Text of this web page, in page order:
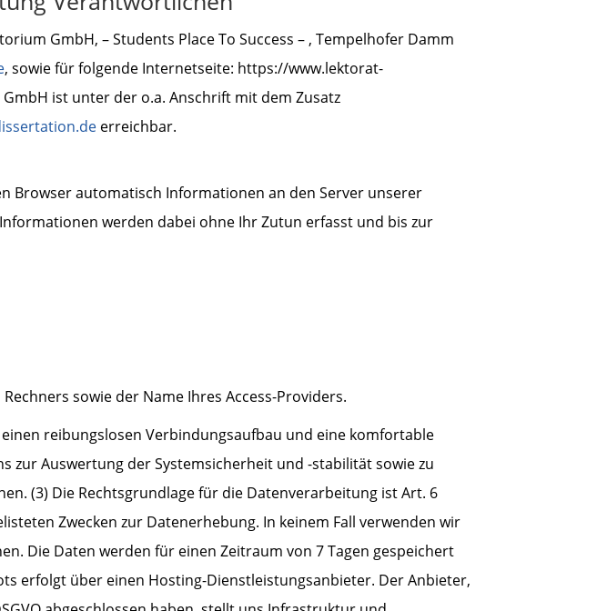
GmbH, – Students Place To Success – , Tempelhofer Damm
, sowie für folgende Internetseite: https://www.lektorat-
ist unter der o.a. Anschrift mit dem Zusatz
erreichbar.
Browser automatisch Informationen an den Server unserer
werden dabei ohne Ihr Zutun erfasst und bis zur
sowie der Name Ihres Access-Providers.
reibungslosen Verbindungsaufbau und eine komfortable
zur Auswertung der Systemsicherheit und -stabilität sowie zu
(3) Die Rechtsgrundlage für die Datenverarbeitung ist Art. 6
Zwecken zur Datenerhebung. In keinem Fall verwenden wir
Die Daten werden für einen Zeitraum von 7 Tagen gespeichert
erfolgt über einen Hosting-Dienstleistungsanbieter. Der Anbieter,